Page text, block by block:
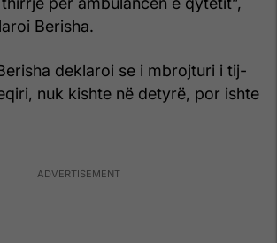
Berisha.
deklaroi se i mbrojturi i tij-
nuk kishte në detyrë, por ishte